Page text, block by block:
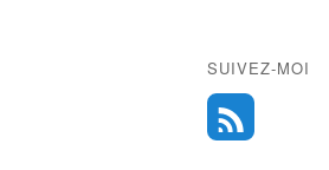
SUIVEZ-MOI